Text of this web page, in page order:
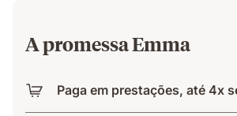
A promessa Emma
Paga em prestações, até 4x